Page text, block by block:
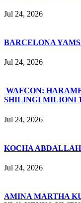
Jul 24, 2026
BARCELONA
Jul 24, 2026
WAFCON:
SHILINGI MILIONI
Jul 24, 2026
KOCHA
Jul 24, 2026
AMINA MARTHA